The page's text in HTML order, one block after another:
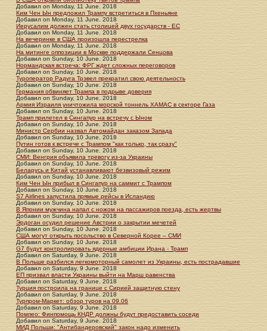
Добавил on Monday, 11 June. 2018
Ким Чен Ын предложил Трампу встретиться в Пхеньяне
Добавил on Monday, 11 June. 2018
Иерусалим должен стать столицей двух государств - ЕС
Добавил on Monday, 11 June. 2018
На вечеринке в США произошла перестрелка
Добавил on Monday, 11 June. 2018
На митинге оппозиции в Москве поддержали Сенцова
Добавил on Sunday, 10 June. 2018
Нормандская встреча: ФРГ ждет сложных переговоров
Добавил on Sunday, 10 June. 2018
Туроператор Радуга Трэвел прекратил свою деятельность
Добавил on Sunday, 10 June. 2018
Германия обвиняет Трампа в подрыве доверия
Добавил on Sunday, 10 June. 2018
Армия Израиля уничтожила морской тоннель ХАМАС в секторе Газа
Добавил on Sunday, 10 June. 2018
Трамп прилетел в Сингапур на встречу с Ыном
Добавил on Sunday, 10 June. 2018
Министр Сербии назвал Автомайдан заказом Запада
Добавил on Sunday, 10 June. 2018
Путин готов к встрече с Трампом "как только, так сразу"
Добавил on Sunday, 10 June. 2018
СМИ: Венгрия объявила тревогу из-за Украины
Добавил on Sunday, 10 June. 2018
Беларусь и Китай устанавливают безвизовый режим
Добавил on Sunday, 10 June. 2018
Ким Чен Ын прибыл в Сингапур на саммит с Трампом
Добавил on Sunday, 10 June. 2018
S7 Airlines запустила прямые рейсы в Исландию
Добавил on Sunday, 10 June. 2018
В Японии мужчина напал с ножом на пассажиров поезда, есть жертвы
Добавил on Sunday, 10 June. 2018
Эрдоган осудил решение Австрии о закрытии мечетей
Добавил on Sunday, 10 June. 2018
США могут открыть посольство в Северной Корее – СМИ
Добавил on Sunday, 10 June. 2018
G7 будут контролировать ядерные амбиции Ирана - Трамп
Добавил on Saturday, 9 June. 2018
В Польше разбился легкомоторный самолет из Украины, есть пострадавшие
Добавил on Saturday, 9 June. 2018
ЕП призвал власти Украины выйти на Марш равенства
Добавил on Saturday, 9 June. 2018
Турция построила на границе с Сирией защитную стену
Добавил on Saturday, 9 June. 2018
Турпром-Маркет: обзор туров на 09.06
Добавил on Saturday, 9 June. 2018
Помпео: Финпомощь КНДР должны будут предоставить соседи
Добавил on Saturday, 9 June. 2018
МИД Польши: "Антибандеровский" закон надо изменить